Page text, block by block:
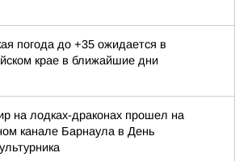
погода до +35 ожидается в
крае в ближайшие дни
на лодках-драконах прошел на
канале Барнаула в День